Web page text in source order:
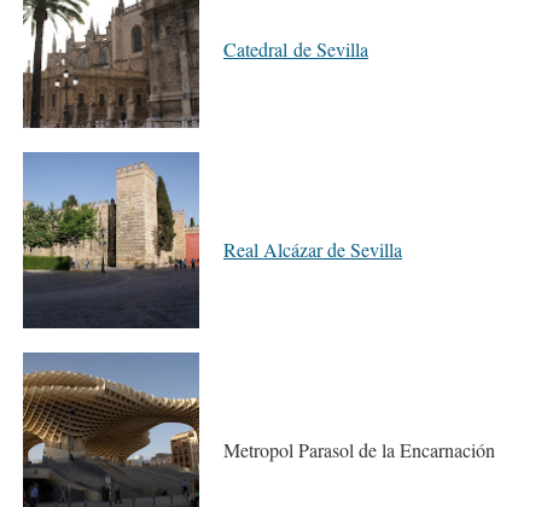
Catedral de Sevilla
Real Alcázar de Sevilla
Metropol Parasol de la Encarnación